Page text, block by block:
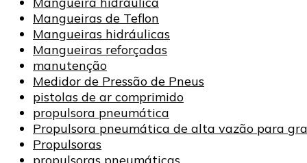
Mangueiras de Teflon
Mangueiras hidráulicas
Mangueiras reforçadas
manutenção
Medidor de Pressão de Pneus
pistolas de ar comprimido
propulsora pneumática
Propulsora pneumática de alta vazão para
Propulsoras